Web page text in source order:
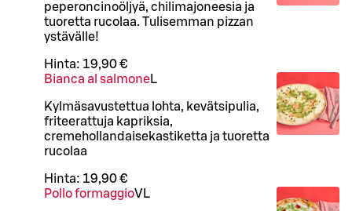
peperoncinoöljyä, chilimajoneesia ja
tuoretta rucolaa. Tulisemman pizzan
ystävälle!
Hinta: 19,90 €
Bianca al salmoneL
Kylmäsavustettua lohta, kevätsipulia,
friteerattuja kapriksia,
cremehollandaisekastiketta ja tuoretta
rucolaa
Hinta: 19,90 €
Pollo formaggioVL